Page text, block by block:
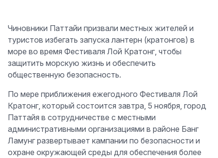
Чиновники Паттайи призвали местных жителей и
туристов избегать запуска лантерн (кратонгов) в
море во время Фестиваля Лой Кратонг, чтобы
защитить морскую жизнь и обеспечить
общественную безопасность.
По мере приближения ежегодного Фестиваля Лой
Кратонг, который состоится завтра, 5 ноября, город
Паттайя в сотрудничестве с местными
административными организациями в районе Банг
Ламунг развертывает кампании по безопасности и
охране окружающей среды для обеспечения более